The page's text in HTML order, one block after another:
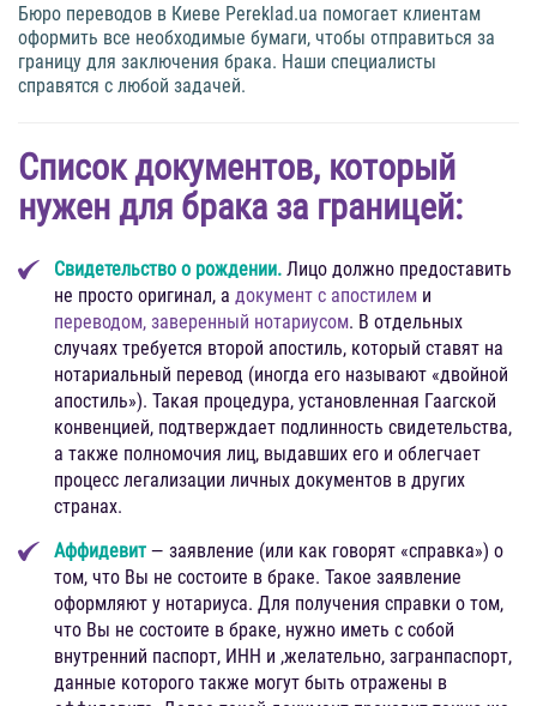
Бюро переводов в Киеве Pereklad.ua помогает клиентам
оформить все необходимые бумаги, чтобы отправиться за
границу для заключения брака. Наши специалисты
справятся с любой задачей.
Список документов, который
нужен для брака за границей:
Свидетельство о рождении. Лицо должно предоставить
не просто оригинал, а документ с апостилем и
переводом, заверенный нотариусом. В отдельных
случаях требуется второй апостиль, который ставят на
нотариальный перевод (иногда его называют «двойной
апостиль»). Такая процедура, установленная Гаагской
конвенцией, подтверждает подлинность свидетельства,
а также полномочия лиц, выдавших его и облегчает
процесс легализации личных документов в других
странах.
Аффидевит — заявление (или как говорят «справка») о
том, что Вы не состоите в браке. Такое заявление
оформляют у нотариуса. Для получения справки о том,
что Вы не состоите в браке, нужно иметь с собой
внутренний паспорт, ИНН и ,желательно, загранпаспорт,
данные которого также могут быть отражены в